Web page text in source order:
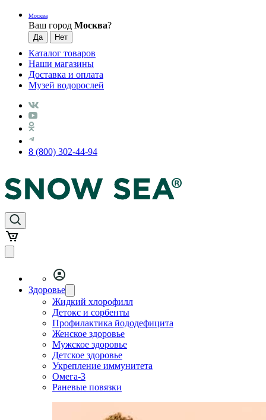
Москва
Ваш город Москва?
Каталог товаров
Наши магазины
Доставка и оплата
Музей водорослей
8 (800) 302-44-94
Здоровье
Жидкий хлорофилл
Детокс и сорбенты
Профилактика йододефицита
Женское здоровье
Мужское здоровье
Детское здоровье
Укрепление иммунитета
Омега-3
Раневые повязки